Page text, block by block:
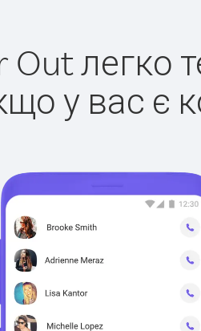
Out легко
у вас є